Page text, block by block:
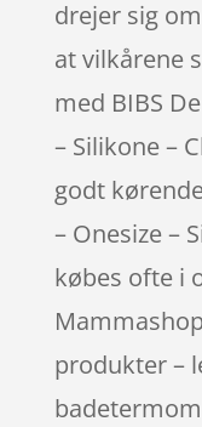
drejer sig
at vilkårene
med BIBS
– Silikone –
godt
– Onesize –
købes ofte i
produkter –